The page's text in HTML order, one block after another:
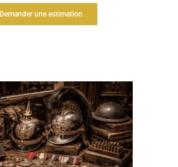
Demander une estimation